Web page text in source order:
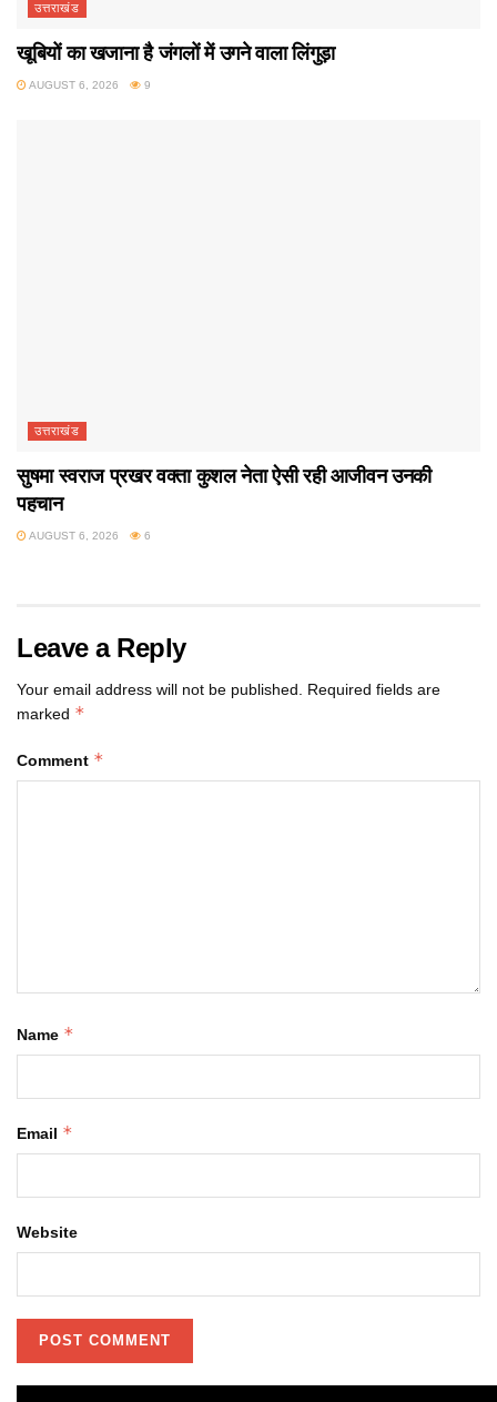
उत्तराखंड
खूबियों का खजाना है जंगलों में उगने वाला लिंगुड़ा
AUGUST 6, 2026 9
उत्तराखंड
सुषमा स्वराज प्रखर वक्ता कुशल नेता ऐसी रही आजीवन उनकी
पहचान
AUGUST 6, 2026 6
Leave a Reply
Your email address will not be published.
Required fields are
marked *
Comment *
Name *
Email *
Website